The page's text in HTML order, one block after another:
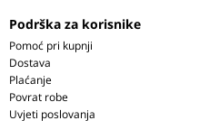
Podrška za korisnike
Pomoć pri kupnji
Dostava
Plaćanje
Povrat robe
Uvjeti poslovanja